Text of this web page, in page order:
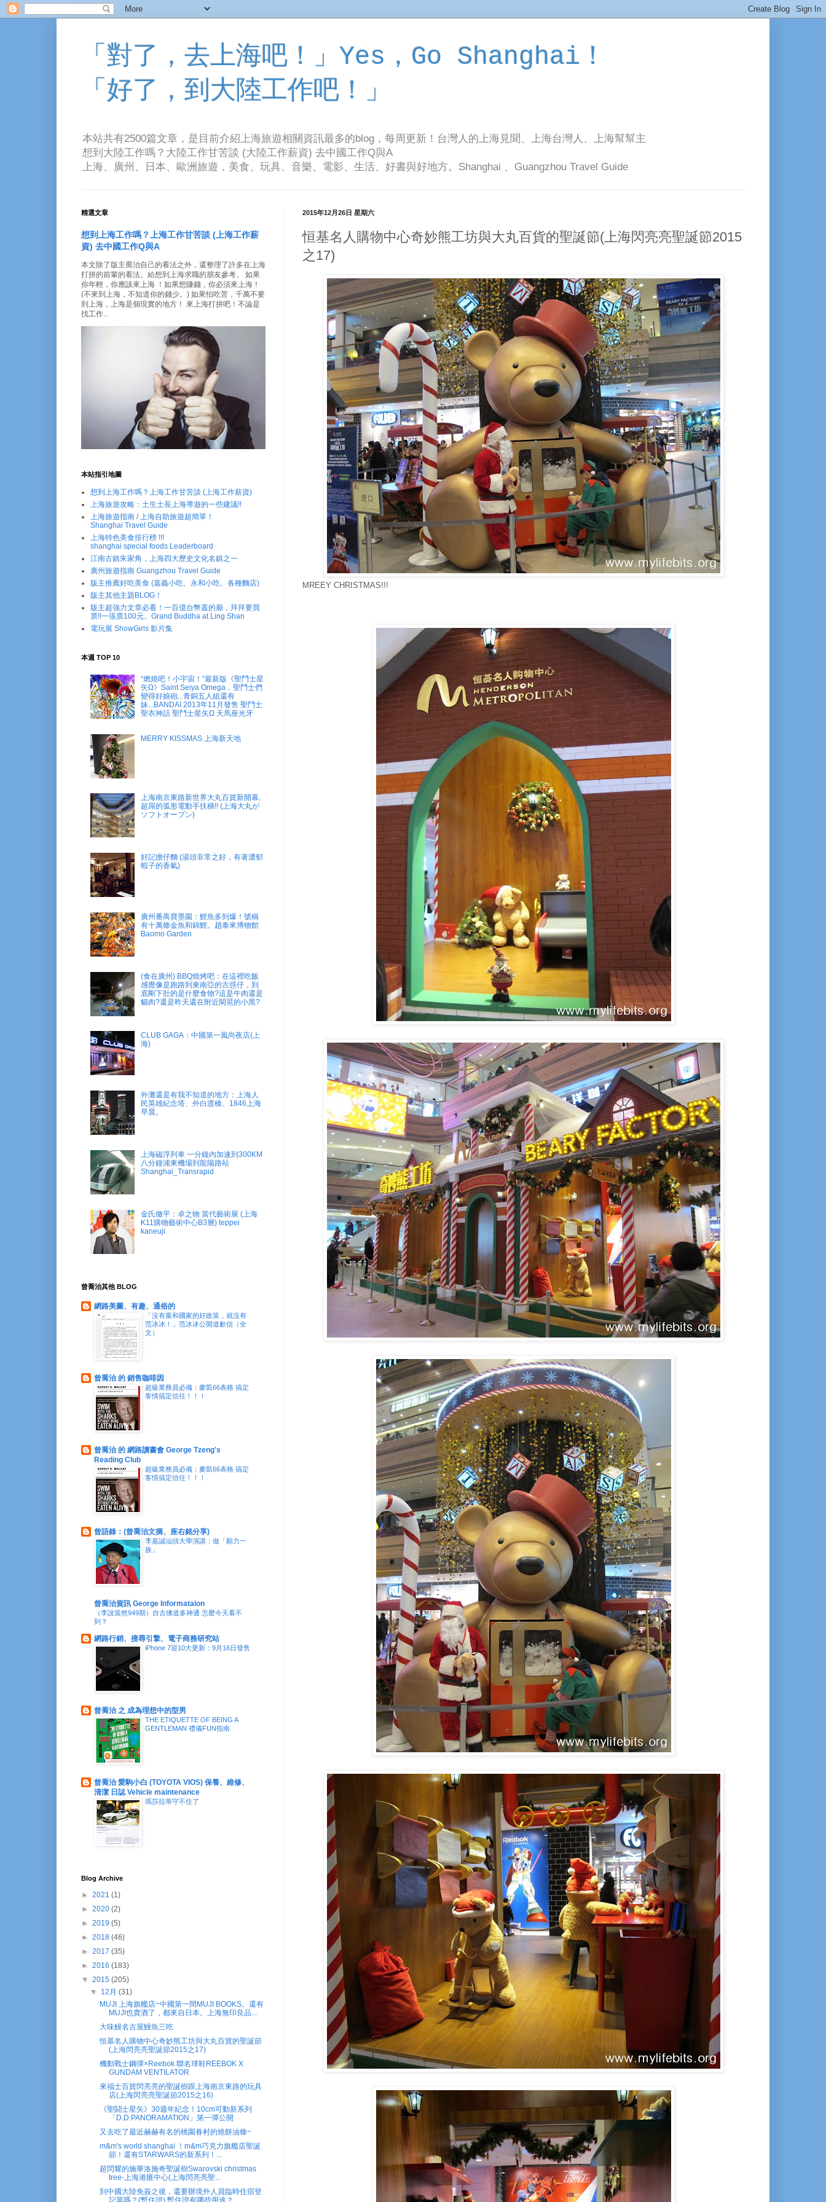
「對了，去上海吧！」Yes，Go Shanghai！
「好了，到大陸工作吧！」
本站共有2500篇文章，是目前介紹上海旅遊相關資訊最多的blog，每周更新！台灣人的上海見聞、上海台灣人、上海幫幫主
想到大陸工作嗎？大陸工作甘苦談 (大陸工作薪資) 去中國工作Q與A
上海、廣州、日本、歐洲旅遊，美食、玩具、音樂、電影、生活、好書與好地方。Shanghai 、Guangzhou Travel Guide
2015年12月26日 星期六
恒基名人購物中心奇妙熊工坊與大丸百貨的聖誕節(上海閃亮亮聖誕節2015
之17)
MREEY CHRISTMAS!!!
精選文章
想到上海工作嗎？上海工作甘苦談 (上海工作薪
資) 去中國工作Q與A
本文除了版主喬治自己的看法之外，還整理了許多在上海
打拼的前輩的看法。給想到上海求職的朋友參考。 如果
你年輕，你應該來上海 ！如果想賺錢，你必須來上海！
(不來到上海，不知道你的錢少。) 如果怕吃苦，千萬不要
到上海，上海是個現實的地方！ 來上海打拼吧！不論是
找工作...
本站指引地圖
想到上海工作嗎？上海工作甘苦談 (上海工作薪資)
上海旅遊攻略：土生土長上海導遊的一些建議!!
上海旅遊指南 / 上海自助旅遊超簡單！
Shanghai Travel Guide
上海特色美食排行榜 !!!
shanghai special foods Leaderboard
江南古鎮朱家角，上海四大歷史文化名鎮之一
廣州旅遊指南 Guangzhou Travel Guide
版主推薦好吃美食 (嘉義小吃、永和小吃、各種麵店)
版主其他主題BLOG！
版主超強力文章必看！一百億台幣蓋的廟，拜拜要買
票!!一張票100元。Grand Buddha at Ling Shan
電玩展 ShowGirls 影片集
本週 TOP 10
“燃燒吧！小宇宙！”最新版《聖鬥士星
矢Ω》Saint Seiya Omega，聖鬥士們
變得好娘砲...青銅五人組還有
妹...BANDAI 2013年11月發售 聖鬥士
聖衣神話 聖鬥士星矢Ω 天馬座光牙
MERRY KISSMAS 上海新天地
上海南京東路新世界大丸百貨新開幕,
超屌的弧形電動手扶梯!! (上海大丸が
ソフトオープン)
好記擔仔麵 (湯頭非常之好，有著濃郁
蝦子的香氣)
廣州番禺寶墨園：鯉魚多到爆！號稱
有十萬條金魚和錦鯉。趙泰來博物館
Baomo Garden
(食在廣州) BBQ燒烤吧：在這裡吃飯
感覺像是跑路到東南亞的古惑仔，到
底剛下肚的是什麼食物?這是牛肉還是
貓肉?還是昨天還在附近閑晃的小黑?
CLUB GAGA：中國第一風尚夜店(上
海)
外灘還是有我不知道的地方：上海人
民英雄紀念塔、外白渡橋、1846上海
早晨。
上海磁浮列車 一分鐘內加速到300KM
八分鐘浦東機場到龍陽路站
Shanghai_Transrapid
金氏徹平：卓之物 當代藝術展 (上海
K11購物藝術中心B3層) teppei
kaneuji
曾喬治其他 BLOG
網路美圖、有趣、通俗的
「沒有黨和國家的好政策，就沒有
范冰冰！」范冰冰公開道歉信（全
文）
曾喬治 的 銷售咖啡因
超級業務員必備：麥凱66表格 搞定
客情搞定信任！！！
曾喬治 的 網路讀書會 George Tzeng's
Reading Club
超級業務員必備：麥凱66表格 搞定
客情搞定信任！！！
曾語錄：(曾喬治文摘、座右銘分享)
李嘉誠汕頭大學演講：做「願力一
族」
曾喬治資訊 George Informataion
（李說當然949期）自古佛道多神通 怎麼今天看不
到？
網路行銷、搜尋引擎、電子商務研究站
iPhone 7迎10大更新：9月16日發售
曾喬治 之 成為理想中的型男
THE ETIQUETTE OF BEING A
GENTLEMAN 禮儀FUN指南
曾喬治 愛駒小白 (TOYOTA VIOS) 保養、維修、
清潔 日誌 Vehicle maintenance
瑪莎拉蒂守不住了
Blog Archive
► 2021 (1)
► 2020 (2)
► 2019 (5)
► 2018 (46)
► 2017 (35)
► 2016 (183)
▼ 2015 (205)
▼ 12月(31)
MUJI 上海旗艦店~中國第一間MUJI BOOKS。還有
MUJI也賣酒了，都來自日本。上海無印良品...
大味鰻名古屋鰻魚三吃
恒基名人購物中心奇妙熊工坊與大丸百貨的聖誕節
(上海閃亮亮聖誕節2015之17)
機動戰士鋼彈×Reebok 聯名球鞋REEBOK X
GUNDAM VENTILATOR
來福士百貨閃亮亮的聖誕樹跟上海南京東路的玩具
店(上海閃亮亮聖誕節2015之16)
《聖鬪士星矢》30週年紀念！10cm可動新系列
「D.D.PANORAMATION」第一彈公開
又去吃了最近赫赫有名的桃園眷村的燒餅油條~
m&m's world shanghai ！m&m巧克力旗艦店聖誕
節！還有STARWARS的新系列！...
超閃耀的施華洛施奇聖誕樹Swarovski christmas
tree-上海港匯中心(上海閃亮亮聖...
到中國大陸免簽之後，還要辦境外人員臨時住宿登